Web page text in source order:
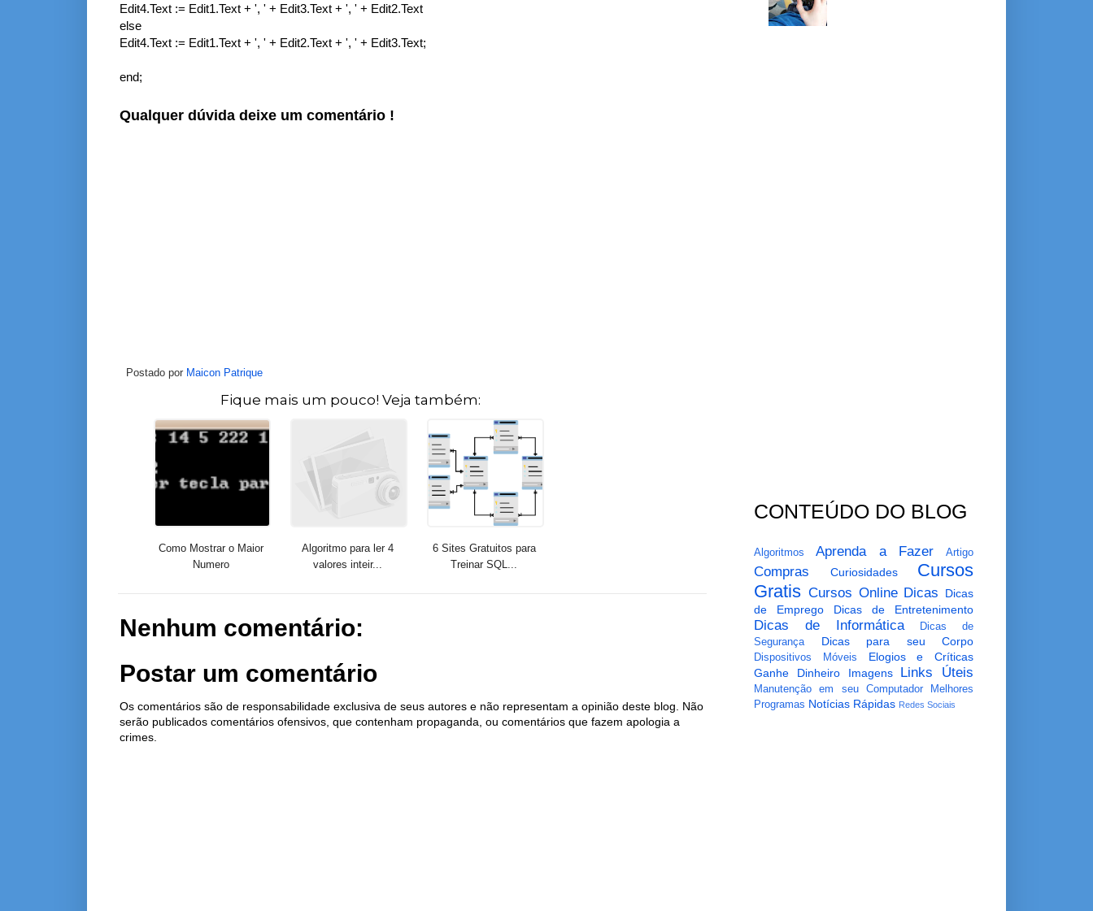
Edit4.Text := Edit1.Text + ', ' + Edit3.Text + ', ' + Edit2.Text
else
Edit4.Text := Edit1.Text + ', ' + Edit2.Text + ', ' + Edit3.Text;
end;
Qualquer dúvida deixe um comentário !
Postado por Maicon Patrique
Fique mais um pouco! Veja também:
Como Mostrar o Maior
Numero
Algoritmo para ler 4
valores inteir...
6 Sites Gratuitos para
Treinar SQL...
Nenhum comentário:
Postar um comentário
Os comentários são de responsabilidade exclusiva de seus autores e não representam a opinião deste blog. Não
serão publicados comentários ofensivos, que contenham propaganda, ou comentários que fazem apologia a
crimes.
CONTEÚDO DO BLOG
Algoritmos Aprenda a Fazer Artigo
Compras Curiosidades
Cursos
Gratis Cursos Online Dicas
Dicas
de Emprego
Dicas de Entretenimento
Dicas de Informática
Dicas de
Segurança
Dicas para seu Corpo
Dispositivos Móveis
Elogios e Críticas
Ganhe Dinheiro
Imagens Links Úteis
Manutenção em seu Computador
Melhores
Programas Notícias Rápidas Redes Sociais